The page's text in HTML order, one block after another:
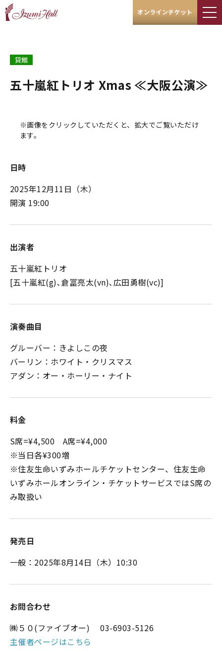
オンラインチケット
貸館
五十嵐紅トリオ Xmas ≪大阪公演≫
※画像をクリックしていただくと、拡大でご覧いただけ
ます。
日時
2025年12月11日 （木）
開演 19:00
出演者
五十嵐紅トリオ
[五十嵐紅(g)､倉冨亮太(vn)､広田勇樹(vc)]
演奏曲目
グルーバー：きよしこの夜
バーリン：ホワイト・クリスマス
アダン：オー・ホーリー・ナイト
料金
S席=¥4,500 A席=¥4,000
※当日各¥300増
※住友生命いずみホールチケットセンター、住友生命
いずみホールオンライン・チケットサービスではS席の
み取扱い
発売日
一般：2025年8月14日（木）10:30
お問合わせ
㈱５０(ファイブオー) 03-6903-5126
主催者ページはこちら